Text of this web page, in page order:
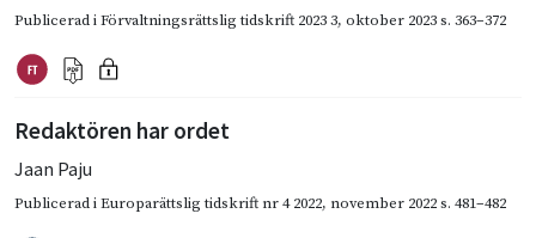
Publicerad iFörvaltningsrättslig tidskrift 2023 3, oktober 2023s. 363–372
Redaktören har ordet
Jaan Paju
Publicerad iEuroparättslig tidskrift nr 4 2022, november 2022s. 481–482